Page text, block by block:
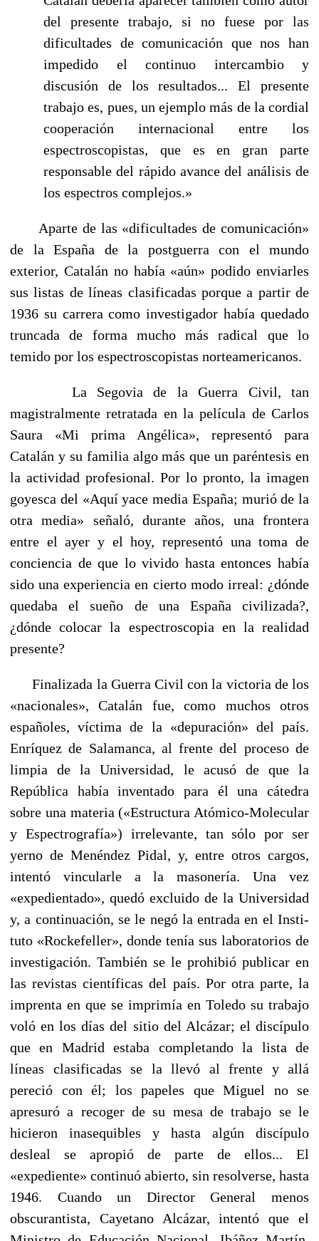
del presente trabajo, si no fuese por las
dificultades de comunicación que nos han
impedido el con­tinuo intercambio y
discusión de los resultados... El presente
trabajo es, pues, un ejemplo más de la cordial
cooperación internacional entre los
espectroscopistas, que es en gran parte
responsable del rápido avance del análisis de
los espectros complejos.»
Aparte de las «dificultades de comunicación»
de la España de la postguerra con el mundo
exterior, Catalán no había «aún» podido enviarles
sus listas de líneas clasificadas porque a partir de
1936 su carrera como investigador había quedado
truncada de forma mucho más radical que lo
temido por los espectroscopistas norteamericanos.
La Segovia de la Guerra Civil, tan
magistralmente retratada en la película de Carlos
Saura «Mi prima Angélica», representó para
Catalán y su familia algo más que un paréntesis en
la acti­vidad profesional. Por lo pronto, la imagen
goyesca del «Aquí yace media España; murió de la
otra media» señaló, durante años, una frontera
entre el ayer y el hoy, representó una toma de
conciencia de que lo vivido hasta entonces había
sido una expe­riencia en cierto modo irreal: ¿dónde
quedaba el sueño de una España civilizada?,
¿dónde colocar la espectroscopia en la realidad
presente?
Finalizada la Guerra Civil con la victoria de los
«nacionales», Catalán fue, como muchos otros
españoles, víctima de la «depu­ración» del país.
Enríquez de Salamanca, al frente del proceso de
limpia de la Universidad, le acusó de que la
República había inventado para él una cátedra
sobre una materia («Estructura Atómico-Molecular
y Espectrografía») irrelevante, tan sólo por ser
yerno de Menéndez Pidal, y, entre otros cargos,
intentó vincularle a la masonería. Una vez
«expedientado», quedó excluido de la Universidad
y, a continuación, se le negó la entrada en el Insti­
tuto «Rockefeller», donde tenía sus laboratorios de
investigación. También se le prohibió publicar en
las revistas científicas del país. Por otra parte, la
imprenta en que se imprimía en Toledo su tra­bajo
voló en los días del sitio del Alcázar; el discípulo
que en Madrid estaba completando la lista de
líneas clasificadas se la llevó al frente y allá
pereció con él; los papeles que Miguel no se
apresuró a recoger de su mesa de trabajo se le
hicieron inasequi­bles y hasta algún discípulo
desleal se apropió de parte de ellos... El
«expediente» continuó abierto, sin resolverse, hasta
1946. Cuando un Director General menos
obscurantista, Cayetano Alcázar, intentó que el